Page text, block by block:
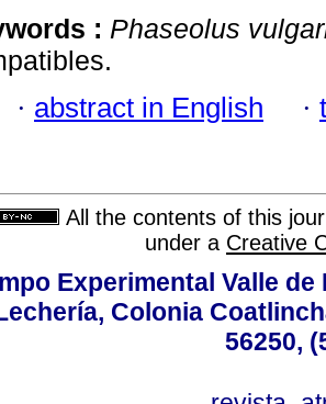
: Phaseolus
· abstract in English ·
All the contents of this
under a Creative
Experimental Valle
Colonia
56250,